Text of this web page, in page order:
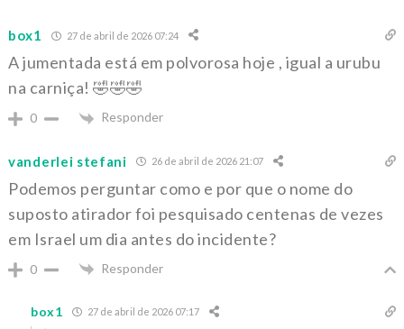
box1 27 de abril de 2026 07:24
A jumentada está em polvorosa hoje , igual a urubu
na carniça! 🤣🤣🤣
0 Responder
vanderlei stefani 26 de abril de 2026 21:07
Podemos perguntar como e por que o nome do
suposto atirador foi pesquisado centenas de vezes
em Israel um dia antes do incidente?
0 Responder
box1 27 de abril de 2026 07:17